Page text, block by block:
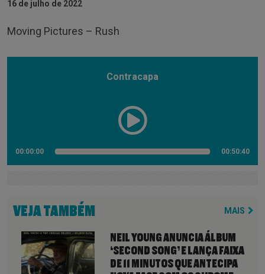
16 de julho de 2022
Moving Pictures – Rush
Contracapa
00:00:00 00:50:40
VEJA TAMBÉM MAIS
NEIL YOUNG ANUNCIA ÁLBUM
‘SECOND SONG’ E LANÇA FAIXA
DE 11 MINUTOS QUE ANTECIPA